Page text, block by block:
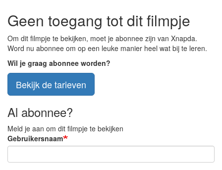
Geen toegang tot dit filmpje
Om dit filmpje te bekijken, moet je abonnee zijn van Xnapda.
Word nu abonnee om op een leuke manier heel wat bij te leren.
Wil je graag abonnee worden?
Bekijk de tarieven
Al abonnee?
Meld je aan om dit filmpje te bekijken
Gebruikersnaam